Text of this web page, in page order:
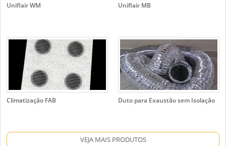
Uniflair WM Uniflair MB
Climatização FAB Duto para Exaustão sem Isolação
VEJA MAIS PRODUTOS